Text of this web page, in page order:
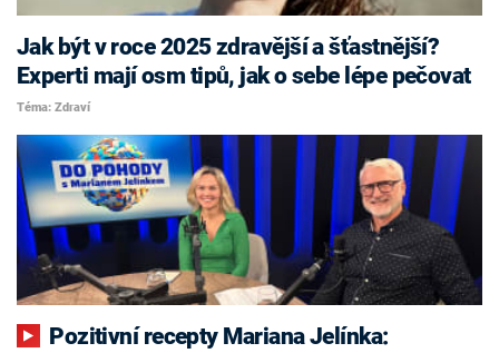
Jak být v roce 2025 zdravější a šťastnější?
Experti mají osm tipů, jak o sebe lépe pečovat
Téma: Zdraví